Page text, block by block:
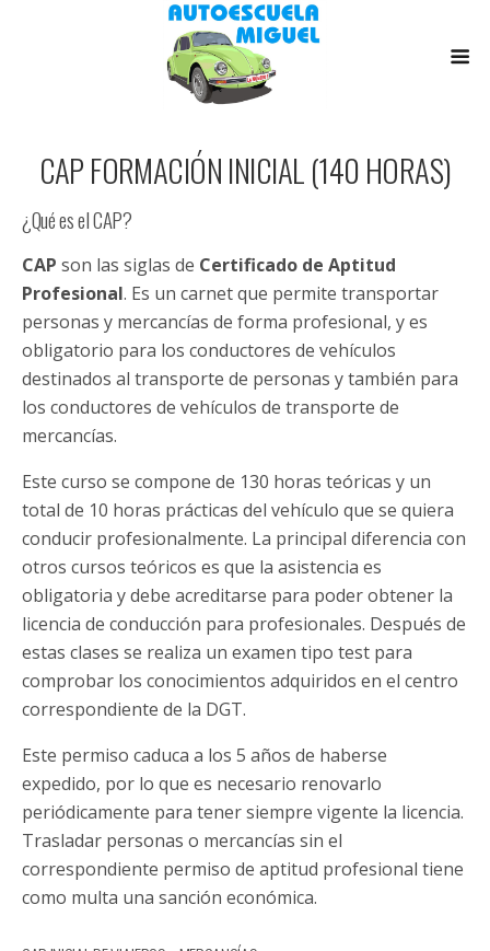
CAP FORMACIÓN INICIAL (140 HORAS)
¿Qué es el CAP?
CAP son las siglas de Certificado de Aptitud
Profesional. Es un carnet que permite transportar
personas y mercancías de forma profesional, y es
obligatorio para los conductores de vehículos
destinados al transporte de personas y también para
los conductores de vehículos de transporte de
mercancías.
Este curso se compone de 130 horas teóricas y un
total de 10 horas prácticas del vehículo que se quiera
conducir profesionalmente. La principal diferencia con
otros cursos teóricos es que la asistencia es
obligatoria y debe acreditarse para poder obtener la
licencia de conducción para profesionales. Después de
estas clases se realiza un examen tipo test para
comprobar los conocimientos adquiridos en el centro
correspondiente de la DGT.
Este permiso caduca a los 5 años de haberse
expedido, por lo que es necesario renovarlo
periódicamente para tener siempre vigente la licencia.
Trasladar personas o mercancías sin el
correspondiente permiso de aptitud profesional tiene
como multa una sanción económica.